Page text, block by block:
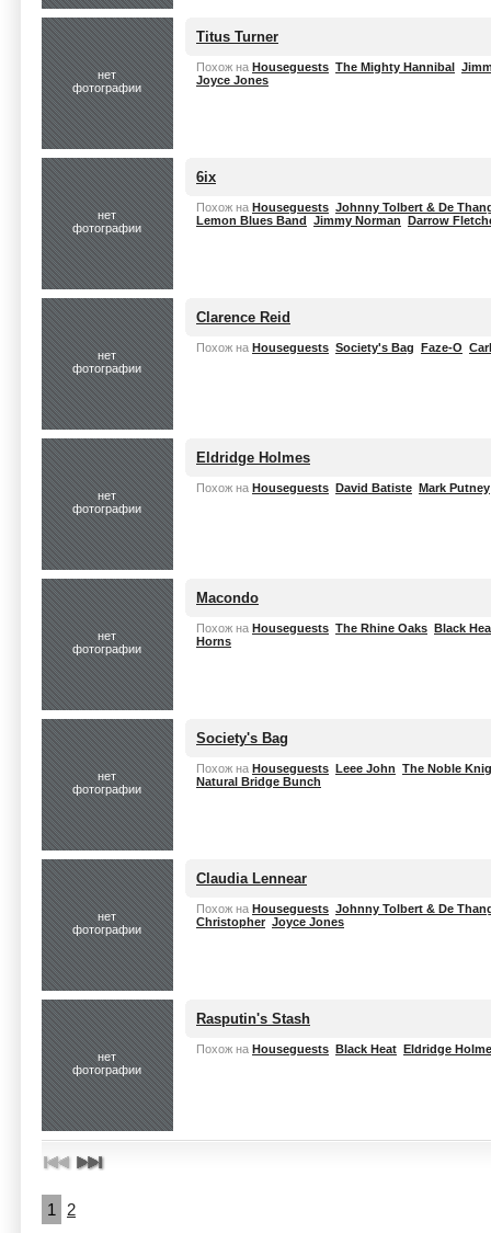
нет
фотографии
Titus Turner
Похож на Houseguests The Mighty Hannibal
Joyce Jones
нет
фотографии
6ix
Похож на Houseguests Johnny Tolbert & De
Lemon Blues Band Jimmy Norman Darrow
нет
фотографии
Clarence Reid
Похож на Houseguests Society's Bag Faze-O
нет
фотографии
Eldridge Holmes
Похож на Houseguests David Batiste Mark Putney
нет
фотографии
Macondo
Похож на Houseguests The Rhine Oaks Black
Horns
нет
фотографии
Society's Bag
Похож на Houseguests Leee John The Noble
Natural Bridge Bunch
нет
фотографии
Claudia Lennear
Похож на Houseguests Johnny Tolbert & De
Christopher Joyce Jones
нет
фотографии
Rasputin's Stash
Похож на Houseguests Black Heat Eldridge
1 2